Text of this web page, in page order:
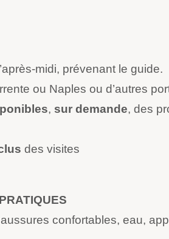
midi, prévenant le guide.
ou Naples ou d’autres
, sur demande, des
des visites
confortables, eau,